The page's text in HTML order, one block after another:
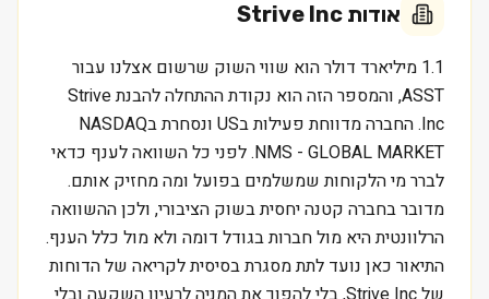
אודות Strive Inc
1.1 מיליארד דולר הוא שווי השוק שרשום אצלנו עבור
ASST, והמספר הזה הוא נקודת ההתחלה להבנת Strive
Inc. החברה מדווחת פעילות בUS ונסחרת בNASDAQ
NMS - GLOBAL MARKET. לפני כל השוואה לענף כדאי
לברר מי הלקוחות שמשלמים בפועל ומה מחזיק אותם.
מדובר בחברה קטנה יחסית בשוק הציבורי, ולכן ההשוואה
הרלוונטית היא מול חברות בגודל דומה ולא מול כלל הענף.
התיאור כאן נועד לתת מסגרת בסיסית לקריאה של הדוחות